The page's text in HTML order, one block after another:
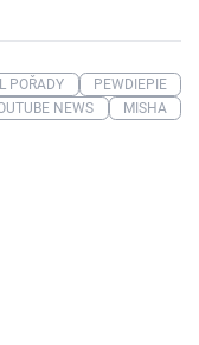
POŘADY
PEWDIEPIE
NEWS
MISHA